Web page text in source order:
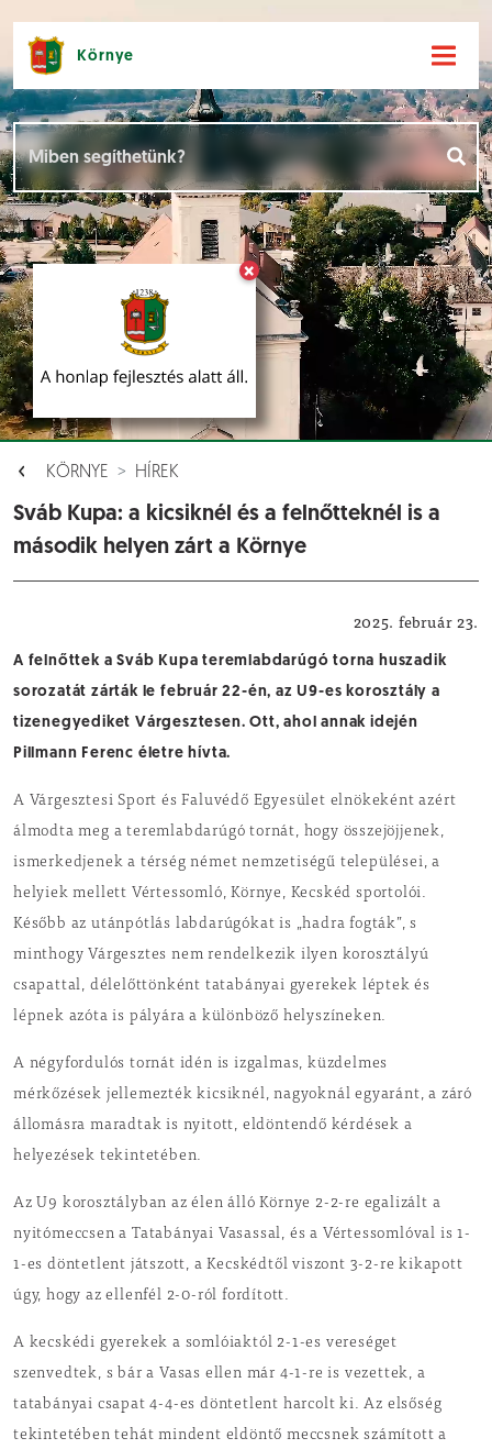
×
Környe
KÖRNYE HÍREK
Sváb Kupa: a kicsiknél és a felnőtteknél is a
második helyen zárt a Környe
2025. február 23.
A felnőttek a Sváb Kupa teremlabdarúgó torna huszadik
sorozatát zárták le február 22-én, az U9-es korosztály a
tizenegyediket Várgesztesen. Ott, ahol annak idején
Pillmann Ferenc életre hívta.
A Várgesztesi Sport és Faluvédő Egyesület elnökeként azért
álmodta meg a teremlabdarúgó tornát, hogy összejöjjenek,
ismerkedjenek a térség német nemzetiségű települései, a
helyiek mellett Vértessomló, Környe, Kecskéd sportolói.
Később az utánpótlás labdarúgókat is „hadra fogták”, s
minthogy Várgesztes nem rendelkezik ilyen korosztályú
csapattal, délelőttönként tatabányai gyerekek léptek és
lépnek azóta is pályára a különböző helyszíneken.
A négyfordulós tornát idén is izgalmas, küzdelmes
mérkőzések jellemezték kicsiknél, nagyoknál egyaránt, a záró
állomásra maradtak is nyitott, eldöntendő kérdések a
helyezések tekintetében.
Az U9 korosztályban az élen álló Környe 2-2-re egalizált a
nyitómeccsen a Tatabányai Vasassal, és a Vértessomlóval is 1-
1-es döntetlent játszott, a Kecskédtől viszont 3-2-re kikapott
úgy, hogy az ellenfél 2-0-ról fordított.
A kecskédi gyerekek a somlóiaktól 2-1-es vereséget
szenvedtek, s bár a Vasas ellen már 4-1-re is vezettek, a
tatabányai csapat 4-4-es döntetlent harcolt ki. Az elsőség
tekintetében tehát mindent eldöntő meccsnek számított a
Hírek [
Események []
Dokumentumok []
Aloldalak [ ]